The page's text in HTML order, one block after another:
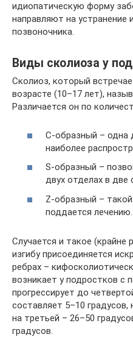
идиопатическую форму
направляют на устранение
позвоночника.
Виды сколиоза у
Сколиоз, который
возрасте (10–17 лет),
Различается он по
C-образный – одна
наиболее
S-образный –
двух отделах в две
Z-образный –
поддается лечению.
Случается и такое (крайне
изгибу присоединяется
ребрах –
возникает у подростков с
прогрессирует до
составляет 5–10 градусов,
на третьей – 26–50
градусов.